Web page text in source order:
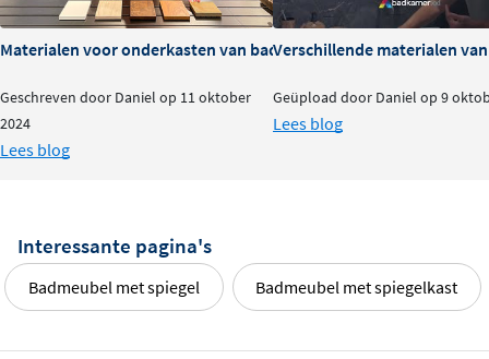
houtdecor of luxe houtfineer, zodat je het meubel
perfect kunt afstemmen op de sfeer van jouw badkamer.
Uit te breiden met luxe extra’s
Voor extra comfort en overzicht is de onderkast
ladeverdelingsset. Deze slimme extra’s maken het
dagelijkse gebruik nog prettiger en geven het meubel
een luxe uitstraling.
Materialen voor onderkasten van badkamermeubels: voor- en
Geschreven door Daniel op 11 oktober
2024
Lees blog
Verschillende materialen
Geüpload door Daniel op 9
Lees blog
Interessante pagina's
Badmeubel met spiegel Badmeubel met spiegelkast